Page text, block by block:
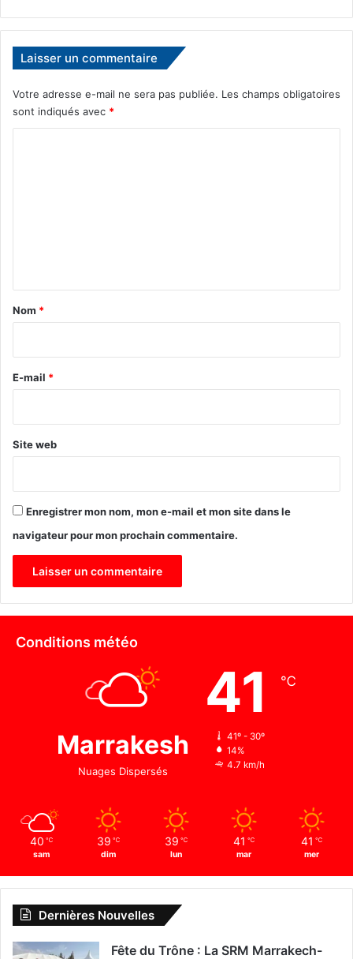
F
r
Laisser un commentaire
Votre adresse e-mail ne sera pas publiée. Les champs obligatoires
sont indiqués avec *
a
e
Nom *
E-mail *
Site web
Enregistrer mon nom, mon e-mail et mon site dans le
navigateur pour mon prochain commentaire.
Conditions météo
Marrakesh
Nuages Dispersés
41 ℃
41º - 30º
14%
4.7 km/h
40 ℃
sam
39 ℃
dim
39 ℃
lun
41 ℃
mar
41 ℃
mer
Dernières Nouvelles
Fête du Trône : La SRM Marrakech-